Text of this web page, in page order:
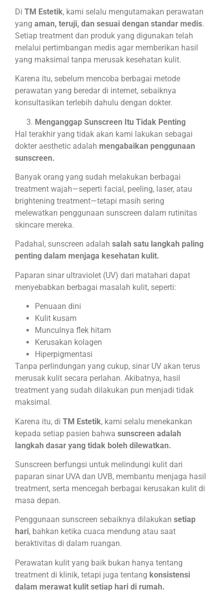
Di TM Estetik, kami selalu mengutamakan perawatan
yang aman, teruji, dan sesuai dengan standar medis.
Setiap treatment dan produk yang digunakan telah
melalui pertimbangan medis agar memberikan hasil
yang maksimal tanpa merusak kesehatan kulit.
Karena itu, sebelum mencoba berbagai metode
perawatan yang beredar di internet, sebaiknya
konsultasikan terlebih dahulu dengan dokter.
Menganggap Sunscreen Itu Tidak Penting
Hal terakhir yang tidak akan kami lakukan sebagai
dokter aesthetic adalah mengabaikan penggunaan
sunscreen.
Banyak orang yang sudah melakukan berbagai
treatment wajah—seperti facial, peeling, laser, atau
brightening treatment—tetapi masih sering
melewatkan penggunaan sunscreen dalam rutinitas
skincare mereka.
Padahal, sunscreen adalah salah satu langkah paling
penting dalam menjaga kesehatan kulit.
Paparan sinar ultraviolet (UV) dari matahari dapat
menyebabkan berbagai masalah kulit, seperti:
Penuaan dini
Kulit kusam
Munculnya flek hitam
Kerusakan kolagen
Hiperpigmentasi
Tanpa perlindungan yang cukup, sinar UV akan terus
merusak kulit secara perlahan. Akibatnya, hasil
treatment yang sudah dilakukan pun menjadi tidak
maksimal.
Karena itu, di TM Estetik, kami selalu menekankan
kepada setiap pasien bahwa sunscreen adalah
langkah dasar yang tidak boleh dilewatkan.
Sunscreen berfungsi untuk melindungi kulit dari
paparan sinar UVA dan UVB, membantu menjaga hasil
treatment, serta mencegah berbagai kerusakan kulit di
masa depan.
Penggunaan sunscreen sebaiknya dilakukan setiap
hari, bahkan ketika cuaca mendung atau saat
beraktivitas di dalam ruangan.
Perawatan kulit yang baik bukan hanya tentang
treatment di klinik, tetapi juga tentang konsistensi
dalam merawat kulit setiap hari di rumah.